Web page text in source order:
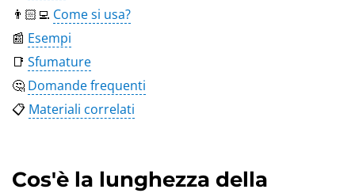
👨🏻‍💻 Come si usa?
📰 Esempi
📑 Sfumature
🤔 Domande frequenti
📋 Materiali correlati
Cos'è la lunghezza della